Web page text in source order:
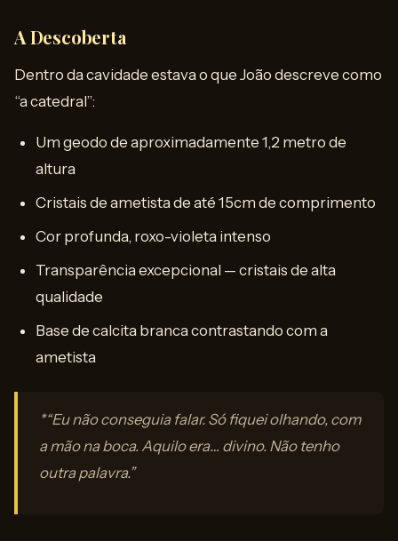
A Descoberta
Dentro da cavidade estava o que João descreve como
“a catedral”:
Um geodo de aproximadamente 1,2 metro de
altura
Cristais de ametista de até 15cm de comprimento
Cor profunda, roxo-violeta intenso
Transparência excepcional — cristais de alta
qualidade
Base de calcita branca contrastando com a
ametista
*“Eu não conseguia falar. Só fiquei olhando, com
a mão na boca. Aquilo era… divino. Não tenho
outra palavra.”